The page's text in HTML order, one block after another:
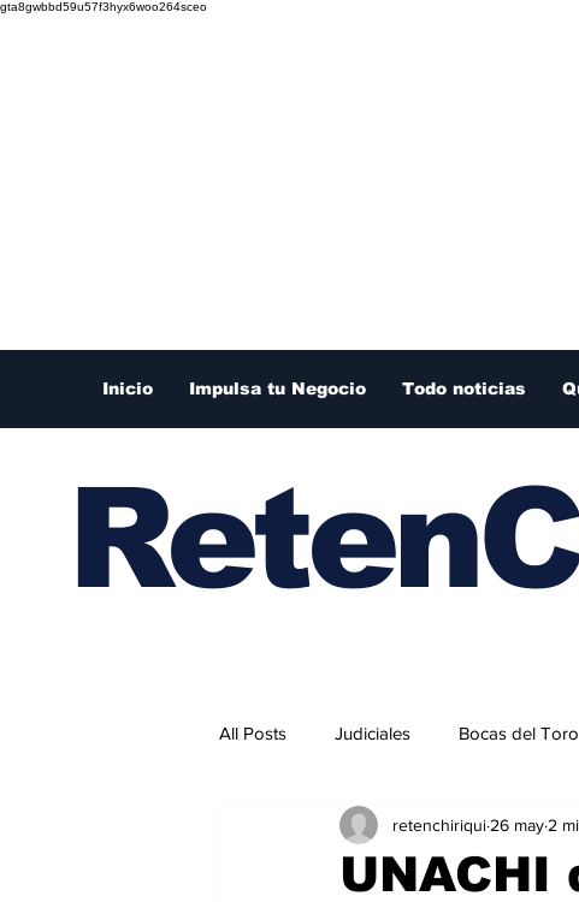
gta8gwbbd59u57f3hyx6woo264sceo
Inicio Impulsa tu Negocio Todo noticias
All Posts Judiciales Bocas del Toro
Internacionales retenchiriqui 26 may 2